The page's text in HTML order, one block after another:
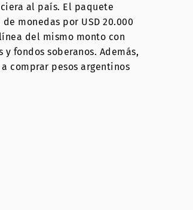
al país. El paquete
monedas por USD 20.000
del mismo monto con
y fondos soberanos. Además,
comprar pesos argentinos